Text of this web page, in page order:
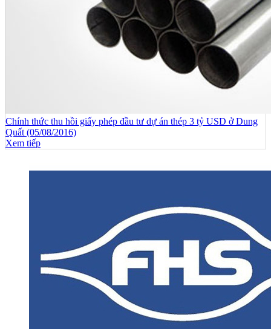
Chính thức thu hồi giấy phép đầu tư dự án thép 3 tỷ USD ở Dung
Quất (05/08/2016)
Xem tiếp